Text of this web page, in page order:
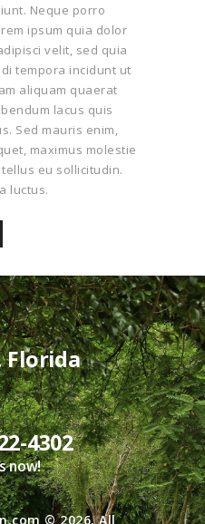
Neque porro
ipsum quia dolor
velit, sed quia
tempora incidunt ut
aliquam quaerat
lacus quis
Sed mauris enim,
maximus molestie
eu sollicitudin.
luctus.
Florida
4302
now!
© 2026. All